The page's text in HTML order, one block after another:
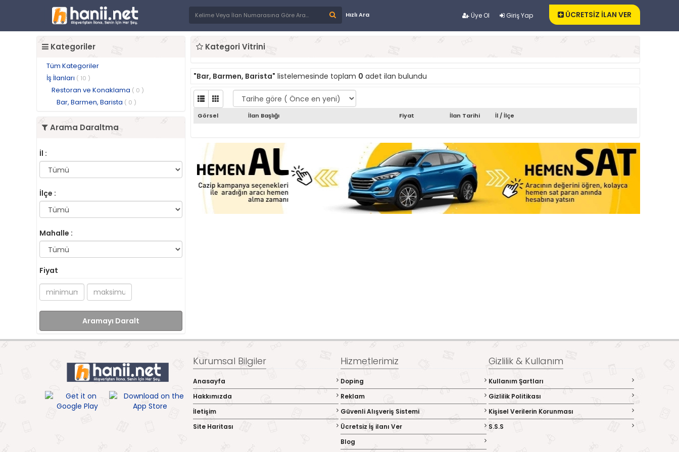
Üye Ol Giriş Yap
Hızlı Ara ÜCRETSİZ İLAN VER
Kategoriler
Tüm Kategoriler
İş İlanları ( 10 )
Restoran ve Konaklama ( 0 )
Bar, Barmen, Barista ( 0 )
Arama Daraltma
İl :
İlçe :
Mahalle :
Fiyat
Aramayı Daralt
Kategori Vitrini
"Bar, Barmen, Barista" listelemesinde toplam 0 adet ilan bulundu
Görsel İlan Başlığı Fiyat İlan Tarihi İl / İlçe
Kurumsal Bilgiler
Anasayfa
Hakkımızda
İletişim
Site Haritası
Hizmetlerimiz
Doping
Reklam
Güvenli Alışveriş Sistemi
Ücretsiz İş ilanı Ver
Blog
Gizlilik & Kullanım
Kullanım Şartları
Gizlilik Politikası
Kişisel Verilerin Korunması
S.S.S